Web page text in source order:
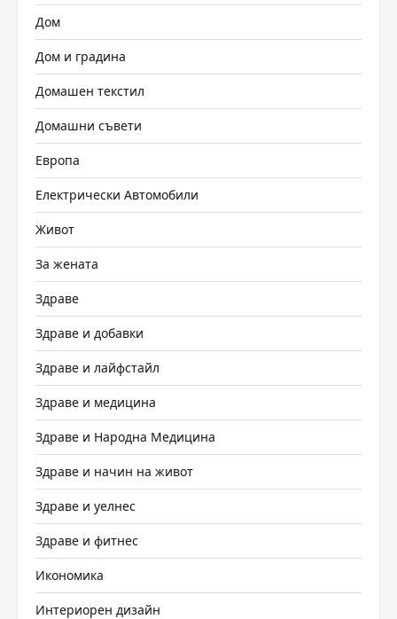
Дом
Дом и градина
Домашен текстил
Домашни съвети
Европа
Електрически Автомобили
Живот
За жената
Здраве
Здраве и добавки
Здраве и лайфстайл
Здраве и медицина
Здраве и Народна Медицина
Здраве и начин на живот
Здраве и уелнес
Здраве и фитнес
Икономика
Интериорен дизайн